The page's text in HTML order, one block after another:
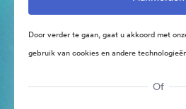
Door verder te gaan, gaat u akkoord met
gebruik van cookies en andere
Of